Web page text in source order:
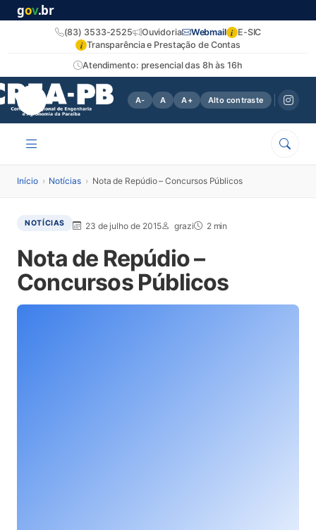
gov.br
Atendimento: presencial das 8h às 16h
(83) 3533-2525 Ouvidoria Webmail i E-SIC
i Transparência e Prestação de Contas
A- A A+ Alto contraste
Início › Notícias › Nota de Repúdio – Concursos Públicos
NOTÍCIAS 23 de julho de 2015 grazi 2 min
Nota de Repúdio –
Concursos Públicos